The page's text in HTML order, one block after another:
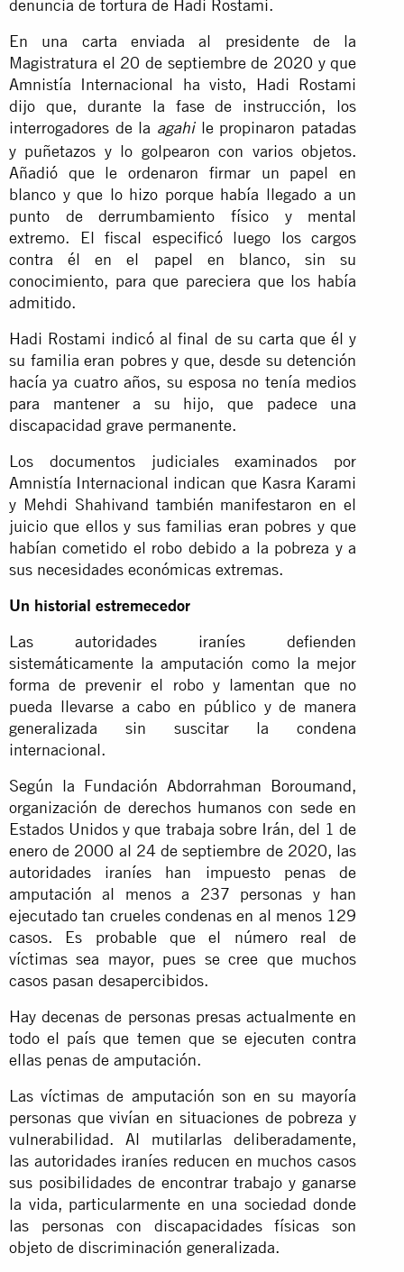
denuncia de tortura de Hadi Rostami.
En una carta enviada al presidente de la
Magistratura el 20 de septiembre de 2020 y que
Amnistía Internacional ha visto, Hadi Rostami
dijo que, durante la fase de instrucción, los
interrogadores de la agahile propinaron patadas
y puñetazos y lo golpearon con varios objetos.
Añadió que le ordenaron firmar un papel en
blanco y que lo hizo porque había llegado a un
punto de derrumbamiento físico y mental
extremo. El fiscal especificó luego los cargos
contra él en el papel en blanco, sin su
conocimiento, para que pareciera que los había
admitido.
Hadi Rostami indicó al final de su carta que él y
su familia eran pobres y que, desde su detención
hacía ya cuatro años, su esposa no tenía medios
para mantener a su hijo, que padece una
discapacidad grave permanente.
Los documentos judiciales examinados por
Amnistía Internacional indican que Kasra Karami
y Mehdi Shahivand también manifestaron en el
juicio que ellos y sus familias eran pobres y que
habían cometido el robo debido a la pobreza y a
sus necesidades económicas extremas.
Un historial estremecedor
Las autoridades iraníes defienden
sistemáticamente la amputación como la mejor
forma de prevenir el robo y lamentan que no
pueda llevarse a cabo en público y de manera
generalizada sin suscitar la condena
internacional.
Según la Fundación Abdorrahman Boroumand,
organización de derechos humanos con sede en
Estados Unidos y que trabaja sobre Irán, del 1 de
enero de 2000 al 24 de septiembre de 2020, las
autoridades iraníes han impuesto penas de
amputación al menos a 237 personas y han
ejecutado tan crueles condenas en al menos 129
casos. Es probable que el número real de
víctimas sea mayor, pues se cree que muchos
casos pasan desapercibidos.
Hay decenas de personas presas actualmente en
todo el país que temen que se ejecuten contra
ellas penas de amputación.
Las víctimas de amputación son en su mayoría
personas que vivían en situaciones de pobreza y
vulnerabilidad. Al mutilarlas deliberadamente,
las autoridades iraníes reducen en muchos casos
sus posibilidades de encontrar trabajo y ganarse
la vida, particularmente en una sociedad donde
las personas con discapacidades físicas son
objeto de discriminación generalizada.